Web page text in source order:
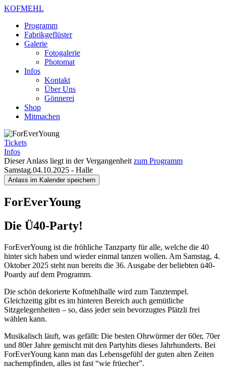
KOFMEHL
Programm
Fabrikgeflüster
Galerie
Fotogalerie
Photomat
Infos
Kontakt
Über Uns
Gönnerei
Shop
Mitmachen
Tickets
Infos
Dieser Anlass liegt in der Vergangenheit zum Programm
Samstag.04.10.2025 - Halle
Anlass im Kalender speichern
ForEverYoung
Die Ü40-Party!
ForEverYoung ist die fröhliche Tanzparty für alle, welche die 40
hinter sich haben und wieder einmal tanzen wollen. Am Samstag, 4.
Oktober 2025 steht nun bereits die 36. Ausgabe der beliebten ü40-
Poardy auf dem Programm.
Die schön dekorierte Kofmehlhalle wird zum Tanztempel.
Gleichzeitig gibt es im hinteren Bereich auch gemütliche
Sitzgelegenheiten – so, dass jeder sein bevorzugtes Plätzli frei
wählen kann.
Musikalisch läuft, was gefällt: Die besten Ohrwürmer der 60er, 70er
und 80er Jahre gemischt mit den Partyhits dieses Jahrhunderts. Bei
ForEverYoung kann man das Lebensgefühl der guten alten Zeiten
nachempfinden, alles ist fast “wie früecher”.